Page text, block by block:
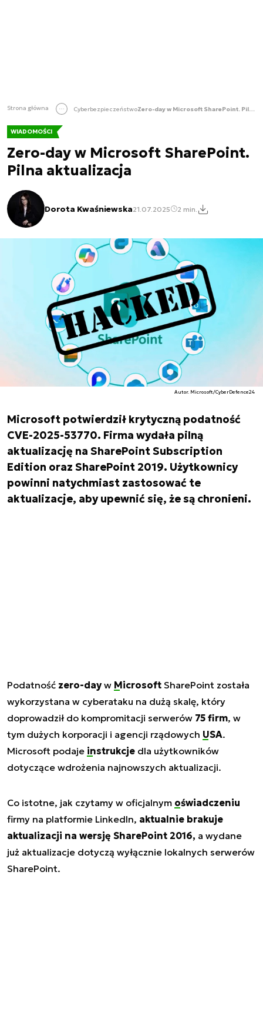
Strona główna Cyberbezpieczeństwo Zero-day w Microsoft SharePoint. Pilna aktualizacja
WIADOMOŚCI
Zero-day w Microsoft SharePoint.
Pilna aktualizacja
Dorota Kwaśniewska21.07.2025 2 min.
Autor. Microsoft/CyberDefence24
Microsoft potwierdził krytyczną podatność
CVE-2025-53770. Firma wydała pilną
aktualizację na SharePoint Subscription
Edition oraz SharePoint 2019. Użytkownicy
powinni natychmiast zastosować te
aktualizacje, aby upewnić się, że są chronieni.
Podatność zero-dayw Microsoft SharePoint została
wykorzystana w cyberataku na dużą skalę, który
doprowadził do kompromitacji serwerów 75 firm, w
tym dużych korporacji i agencji rządowych USA.
Microsoft podaje instrukcje dla użytkowników
dotyczące wdrożenia najnowszych aktualizacji.
Co istotne, jak czytamy w oficjalnym oświadczeniu
firmy na platformie LinkedIn, aktualnie brakuje
aktualizacji na wersję SharePoint 2016, a wydane
już aktualizacje dotyczą wyłącznie lokalnych serwerów
SharePoint.